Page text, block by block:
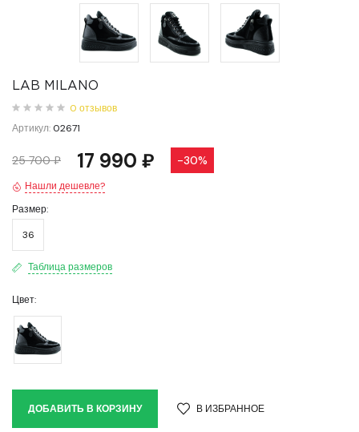
LAB MILANO
0 отзывов
Артикул: 02671
25 700 ₽ 17 990 ₽ -30%
Нашли дешевле?
Размер:
36
Таблица размеров
Цвет:
ДОБАВИТЬ В КОРЗИНУ В ИЗБРАННОЕ